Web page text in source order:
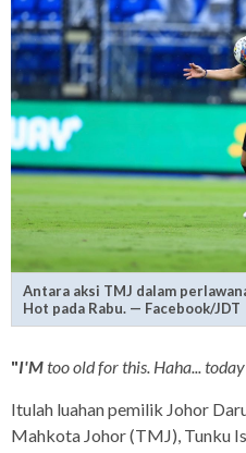
Antara aksi TMJ dalam
Hot pada Rabu. — Facebook/JDT
"I'Mtoo old for this. Haha... today
Itulah luahan pemilik Johor
Mahkota Johor (TMJ), Tunku